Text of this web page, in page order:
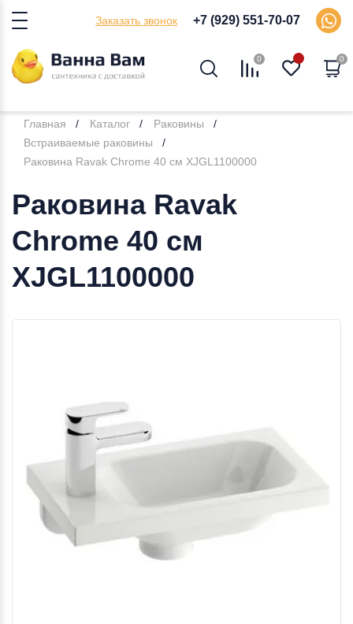
Заказать звонок +7 (929) 551-70-07
0 0
Главная Каталог
Раковины
Встраиваемые раковины
Раковина Ravak Chrome 40 см XJGL1100000
Раковина Ravak
Chrome 40 см
XJGL1100000